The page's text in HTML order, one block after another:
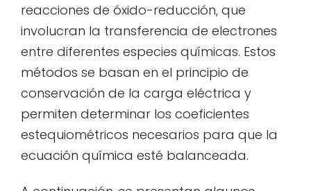
reacciones de óxido-reducción, que
involucran la transferencia de electrones
entre diferentes especies químicas. Estos
métodos se basan en el principio de
conservación de la carga eléctrica y
permiten determinar los coeficientes
estequiométricos necesarios para que la
ecuación química esté balanceada.